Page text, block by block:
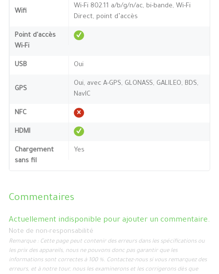
Wifi
Wi-Fi 802.11 a/b/g/n/ac, bi-bande, Wi-Fi
Direct, point d’accès
Point d'accès
Wi-Fi
USB Oui
GPS
Oui, avec A-GPS, GLONASS, GALILEO, BDS,
NavIC
NFC
HDMI
Chargement
sans fil
Yes
Commentaires
Actuellement indisponible pour ajouter un commentaire.
Note de non-responsabilité
Remarque : Cette page peut contenir des erreurs dans les spécifications ou
les prix des appareils, nous ne pouvons donc pas garantir que les
informations sont correctes à 100 %. Contactez-nous si vous remarquez des
erreurs, et à notre tour, nous les examinerons et les corrigerons dès que